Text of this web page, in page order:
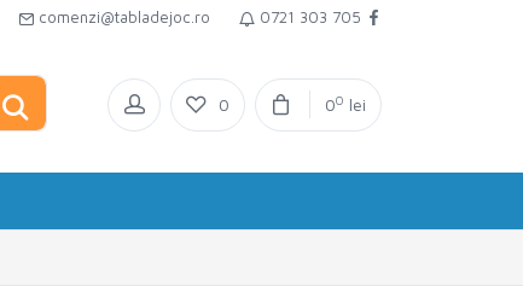
comenzi@tabladejoc.ro 0721 303 705
0 00 lei